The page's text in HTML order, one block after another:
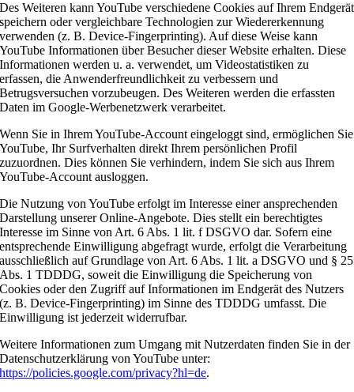
Des Weiteren kann YouTube verschiedene Cookies auf Ihrem Endgerät
speichern oder vergleichbare Technologien zur Wiedererkennung
verwenden (z. B. Device-Fingerprinting). Auf diese Weise kann
YouTube Informationen über Besucher dieser Website erhalten. Diese
Informationen werden u. a. verwendet, um Videostatistiken zu
erfassen, die Anwenderfreundlichkeit zu verbessern und
Betrugsversuchen vorzubeugen. Des Weiteren werden die erfassten
Daten im Google-Werbenetzwerk verarbeitet.
Wenn Sie in Ihrem YouTube-Account eingeloggt sind, ermöglichen Sie
YouTube, Ihr Surfverhalten direkt Ihrem persönlichen Profil
zuzuordnen. Dies können Sie verhindern, indem Sie sich aus Ihrem
YouTube-Account ausloggen.
Die Nutzung von YouTube erfolgt im Interesse einer ansprechenden
Darstellung unserer Online-Angebote. Dies stellt ein berechtigtes
Interesse im Sinne von Art. 6 Abs. 1 lit. f DSGVO dar. Sofern eine
entsprechende Einwilligung abgefragt wurde, erfolgt die Verarbeitung
ausschließlich auf Grundlage von Art. 6 Abs. 1 lit. a DSGVO und § 25
Abs. 1 TDDDG, soweit die Einwilligung die Speicherung von
Cookies oder den Zugriff auf Informationen im Endgerät des Nutzers
(z. B. Device-Fingerprinting) im Sinne des TDDDG umfasst. Die
Einwilligung ist jederzeit widerrufbar.
Weitere Informationen zum Umgang mit Nutzerdaten finden Sie in der
Datenschutzerklärung von YouTube unter:
https://policies.google.com/privacy?hl=de.